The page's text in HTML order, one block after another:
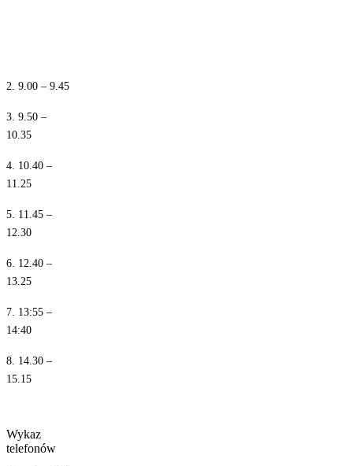
2. 9.00 – 9.45
3. 9.50 –
10.35
4. 10.40 –
11.25
5. 11.45 –
12.30
6. 12.40 –
13.25
7. 13:55 –
14:40
8. 14.30 –
15.15
Wykaz
telefonów